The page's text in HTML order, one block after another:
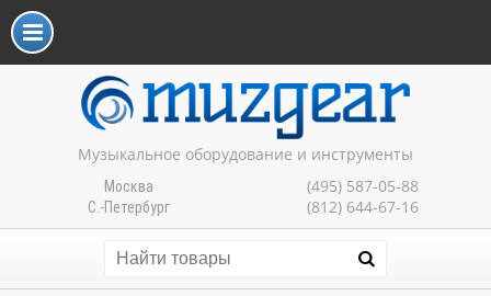
Музыкальное оборудование и инструменты
Москва (495) 587-05-88
С.-Петербург (812) 644-67-16